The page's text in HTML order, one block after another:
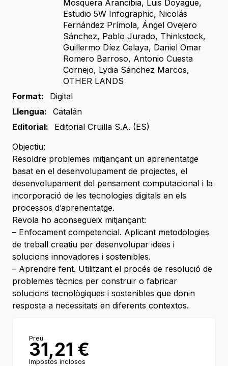
Mosquera Arancibia, Luis Doyague,
Estudio 5W Infographic, Nicolás
Fernández Prímola, Ángel Ovejero
Sánchez, Pablo Jurado, Thinkstock,
Guillermo Díez Celaya, Daniel Omar
Romero Barroso, Antonio Cuesta
Cornejo, Lydia Sánchez Marcos,
OTHER LANDS
Format:
Digital
Llengua:
Catalán
Editorial:
Editorial Cruilla S.A. (ES)
Objectiu:
Resoldre problemes mitjançant un aprenentatge
basat en el desenvolupament de projectes, el
desenvolupament del pensament computacional i la
incorporació de les tecnologies digitals en els
processos d’aprenentatge.
Revola ho aconsegueix mitjançant:
– Enfocament competencial. Aplicant metodologies
de treball creatiu per desenvolupar idees i
solucions innovadores i sostenibles.
– Aprendre fent. Utilitzant el procés de resolució de
problemes tècnics per construir o fabricar
solucions tecnològiques i sostenibles que donin
resposta a necessitats en diferents contextos.
Preu
31,21 €
Impostos inclosos